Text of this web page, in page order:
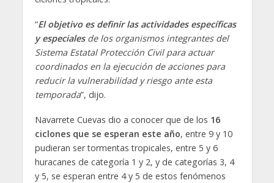
“El objetivo es definir las actividades específicas
y especiales de los organismos integrantes del
Sistema Estatal Protección Civil para actuar
coordinados en la ejecución de acciones para
reducir la vulnerabilidad y riesgo ante esta
temporada”, dijo.
Navarrete Cuevas dio a conocer que de los 16
ciclones que se esperan este año, entre 9 y 10
pudieran ser tormentas tropicales, entre 5 y 6
huracanes de categoría 1 y 2, y de categorías 3, 4
y 5, se esperan entre 4 y 5 de estos fenómenos